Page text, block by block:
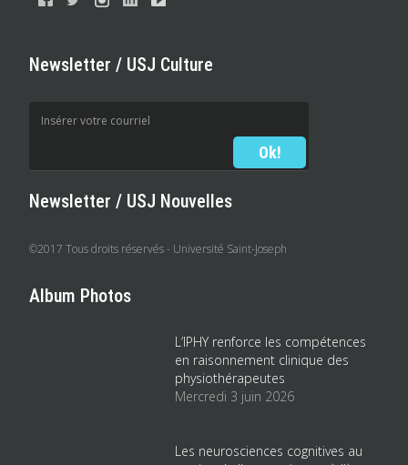
Newsletter / USJ Culture
Newsletter / USJ Nouvelles
©2017 Tous droits réservés - Université Saint-Joseph
Album Photos
L’IPHY renforce les compétences
en raisonnement clinique des
physiothérapeutes
Mercredi 3 juin 2026
Les neurosciences cognitives au